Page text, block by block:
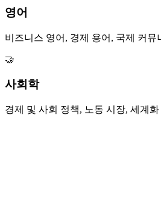
영어
비즈니스 영어, 경제 용어, 국제 커뮤
🤝
사회학
경제 및 사회 정책, 노동 시장, 세계화